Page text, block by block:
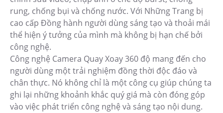
rung, chống bụi và chống nước. Với Những Trang bị
cao cấp Đồng hành người dùng sáng tạo và thoải mái
thể hiện ý tưởng của mình mà không bị hạn chế bởi
công nghệ.
Công nghệ Camera Quay Xoay 360 độ mang đến cho
người dùng một trải nghiệm đồng thời độc đáo và
chân thực. Nó không chỉ là một công cụ giúp chúng ta
ghi lại những khoảnh khắc quý giá mà còn đóng góp
vào việc phát triển công nghệ và sáng tạo nội dung.